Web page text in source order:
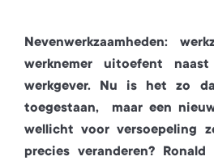
Nevenwerkzaamheden:
werknemer uitoefent
werkgever. Nu is het zo
toegestaan, maar een
wellicht voor versoepeling
precies veranderen?